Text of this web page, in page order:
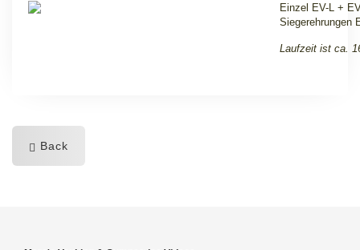
Einzel EV-L +
Siegerehrungen
Laufzeit ist ca.
Back